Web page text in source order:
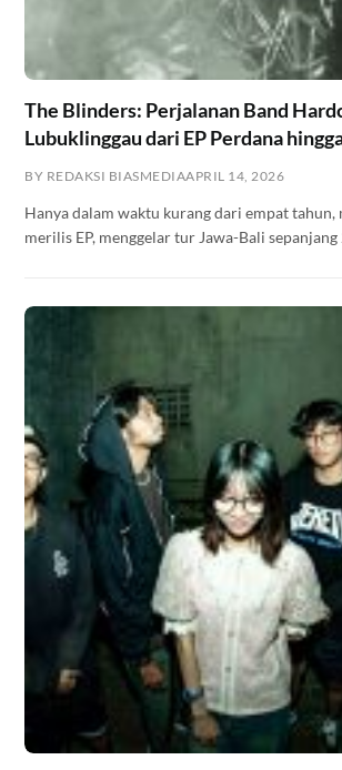
The Blinders: Perjalanan Band
Lubuklinggau dari EP Perdana
BY REDAKSI BIASMEDIAAPRIL 14, 2026
Hanya dalam waktu kurang dari empat tahun,
merilis EP, menggelar tur Jawa-Bali sepanjang